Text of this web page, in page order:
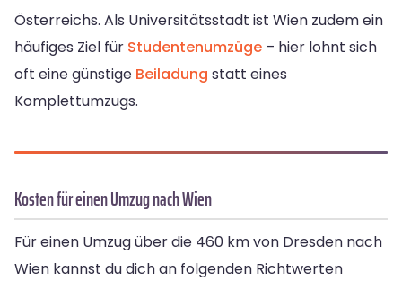
Österreichs. Als Universitätsstadt ist Wien zudem ein
häufiges Ziel für Studentenumzüge – hier lohnt sich
oft eine günstige Beiladung statt eines
Komplettumzugs.
Kosten für einen Umzug nach Wien
Für einen Umzug über die 460 km von Dresden nach
Wien kannst du dich an folgenden Richtwerten